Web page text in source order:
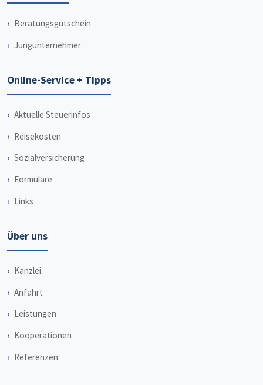
Beratungsgutschein
Jungunternehmer
Online-Service + Tipps
Aktuelle Steuerinfos
Reisekosten
Sozialversicherung
Formulare
Links
Über uns
Kanzlei
Anfahrt
Leistungen
Kooperationen
Referenzen